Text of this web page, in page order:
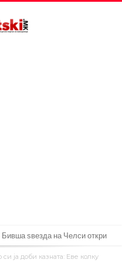
ѕвезда на Челси откри
планираше да создаде
си ја доби казната: Еве колку